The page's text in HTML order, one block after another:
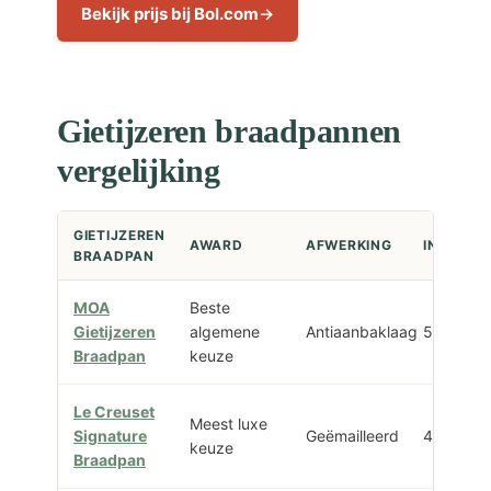
Bekijk prijs bij Bol.com
Gietijzeren braadpannen
vergelijking
GIETIJZEREN
BRAADPAN
AWARD AFWERKING INHOUD
MOA
Gietijzeren
Braadpan
Beste
algemene
keuze
Antiaanbaklaag 5,7 L
Le Creuset
Signature
Braadpan
Meest luxe
keuze
Geëmailleerd 4,2 L